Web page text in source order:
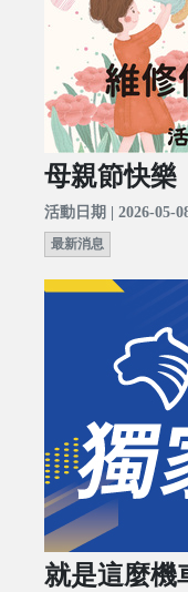
母親節快樂
活動日期 | 2026-05-
最新消息
就是這麼機